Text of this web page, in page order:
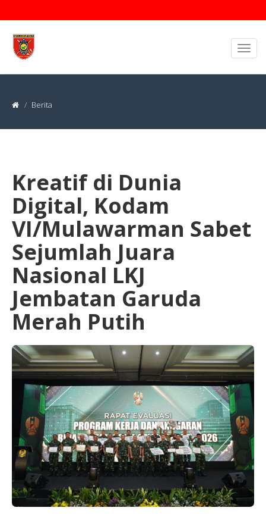
Berita
Kreatif di Dunia
Digital, Kodam
VI/Mulawarman Sabet
Sejumlah Juara
Nasional LKJ
Jembatan Garuda
Merah Putih